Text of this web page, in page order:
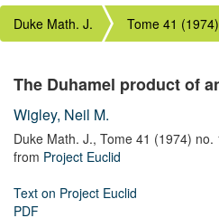
Duke Math. J. Tome 41 (1974)
The Duhamel product of
Wigley, Neil M.
Duke Math. J., Tome 41 (1974) no.
from Project Euclid
Text on Project Euclid
PDF